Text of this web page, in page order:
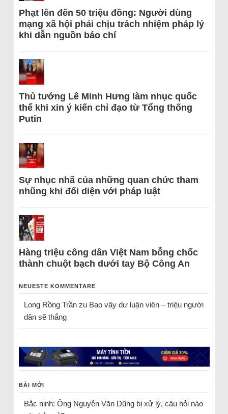
Phạt lên đến 50 triệu đồng: Người dùng
mạng xã hội phải chịu trách nhiệm pháp lý
khi dẫn nguồn báo chí
Thủ tướng Lê Minh Hưng làm nhục quốc
thể khi xin ý kiến chỉ đạo từ Tổng thống
Putin
Sự nhục nhã của những quan chức tham
nhũng khi đối diện với pháp luật
Hàng triệu công dân Việt Nam bỗng chốc
thành chuột bạch dưới tay Bộ Công An
NEUESTE KOMMENTARE
Long Rồng Trầnzu Bao vây dư luận viên – triệu người
dân sẽ thắng
BÀI MỚI
Bắc ninh: Ông Nguyễn Văn Dũng bị xử lý, câu hỏi nào